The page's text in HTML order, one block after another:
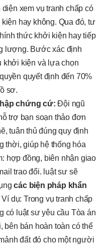
xem vụ tranh chấp có
hay không. Qua đó, tư
thức khởi kiện hay tiếp
lượng. Bước xác định
khởi kiện và lựa chọn
quyết định đến 70%
sơ.
chứng cứ: Đội ngũ
trợ bạn soạn thảo đơn
tuân thủ đúng quy định
thời, giúp hệ thống hóa
hợp đồng, biên nhận giao
trao đổi. luật sư sẽ
các biện pháp khẩn
dụ: Trong vụ tranh chấp
có luật sư yêu cầu Tòa án
bên bán hoàn toàn có thể
đất đó cho một người